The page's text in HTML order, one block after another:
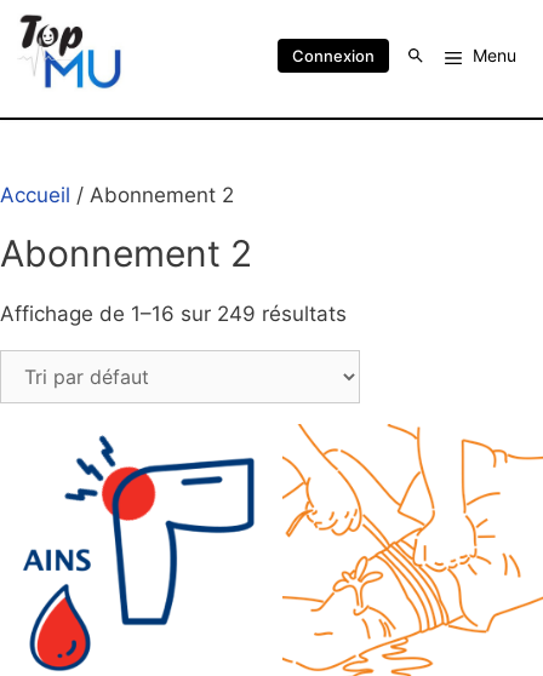
Connexion Menu
Accueil / Abonnement 2
Abonnement 2
Affichage de 1–16 sur 249 résultats